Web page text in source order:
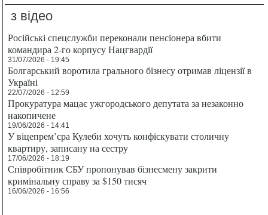
з відео
Російські спецслужби переконали пенсіонера вбити
командира 2-го корпусу Нацгвардії
31/07/2026 - 19:45
Болгарський воротила грального бізнесу отримав ліцензії в
Україні
22/07/2026 - 12:59
Прокуратура мацає ужгородського депутата за незаконно
накопичене
19/06/2026 - 14:41
У віцепрем’єра Кулеби хочуть конфіскувати столичну
квартиру, записану на сестру
17/06/2026 - 18:19
Співробітник СБУ пропонував бізнесмену закрити
кримінальну справу за $150 тисяч
16/06/2026 - 16:56